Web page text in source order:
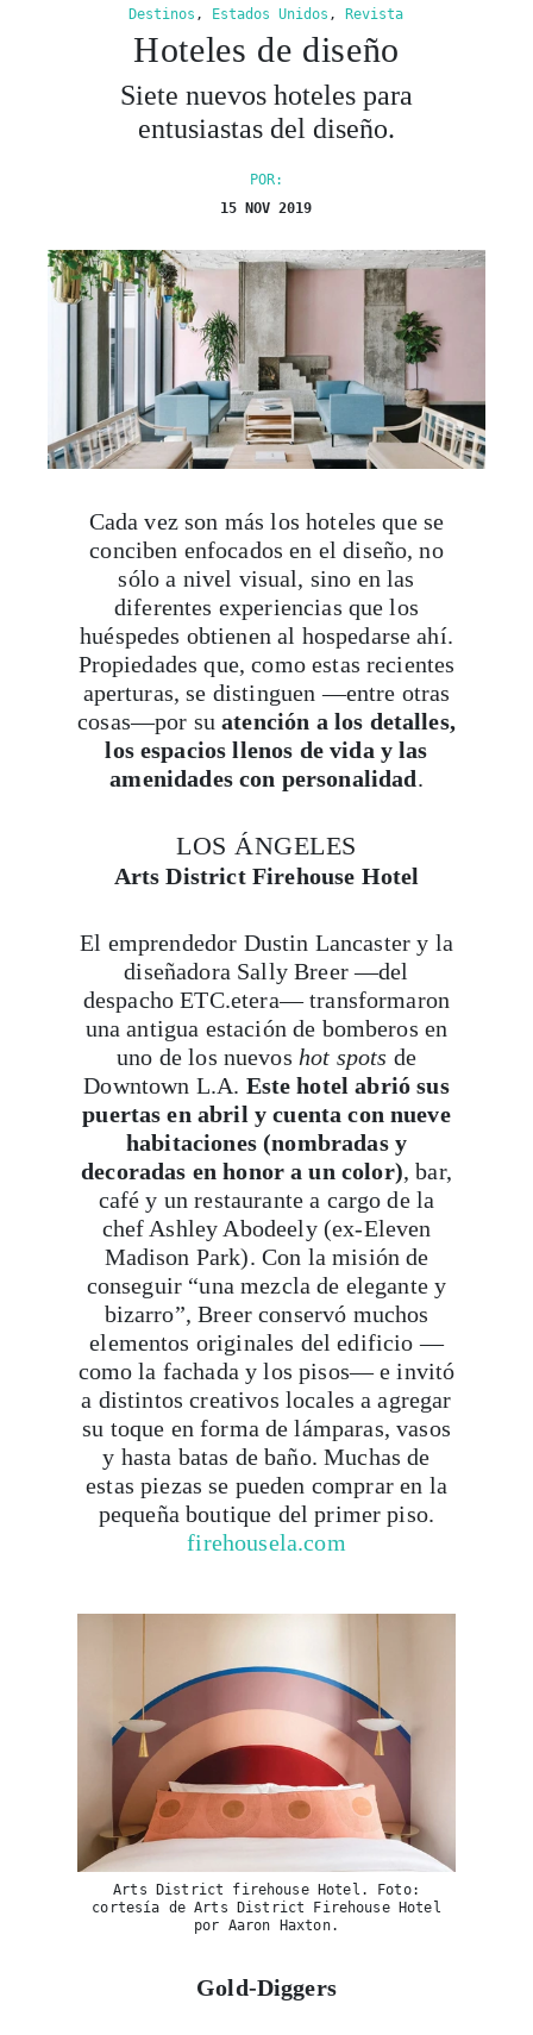
Destinos , Estados Unidos , Revista
Hoteles de diseño
Siete nuevos hoteles para
entusiastas del diseño.
POR:
15 NOV 2019
Cada vez son más los hoteles que se
conciben enfocados en el diseño, no
sólo a nivel visual, sino en las
diferentes experiencias que los
huéspedes obtienen al hospedarse ahí.
Propiedades que, como estas recientes
aperturas, se distinguen —entre otras
cosas—por suatención a los detalles,
los espacios llenos de vida y las
amenidades con personalidad.
LOS ÁNGELES
Arts District Firehouse Hotel
El emprendedor Dustin Lancaster y la
diseñadora Sally Breer —del
despacho ETC.etera— transformaron
una antigua estación de bomberos en
uno de los nuevos hot spots de
Downtown L.A. Este hotel abrió sus
puertas en abril y cuenta con nueve
habitaciones (nombradas y
decoradas en honor a un color), bar,
café y un restaurante a cargo de la
chef Ashley Abodeely (ex-Eleven
Madison Park). Con la misión de
conseguir “una mezcla de elegante y
bizarro”, Breer conservó muchos
elementos originales del edificio —
como la fachada y los pisos— e invitó
a distintos creativos locales a agregar
su toque en forma de lámparas, vasos
y hasta batas de baño. Muchas de
estas piezas se pueden comprar en la
pequeña boutique del primer piso.
firehousela.com
Arts District firehouse Hotel. Foto:
cortesía de Arts District Firehouse Hotel
por Aaron Haxton.
Gold-Diggers